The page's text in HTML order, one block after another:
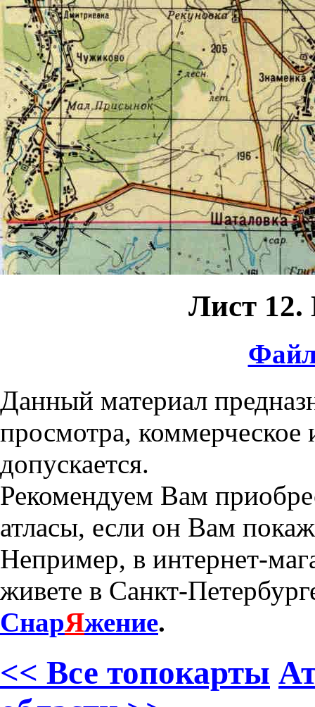
Лист
Данный материал
просмотра, коммерческое
допускается.
Рекомендуем Вам
атласы, если он Вам
Непример, в интернет-
живете в Санкт-
СнарЯжение.
<< Все топокарты